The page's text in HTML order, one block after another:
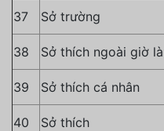
37 Sở trường
38 Sở thích ngoài giờ
39 Sở thích cá nhân
40 Sở thích